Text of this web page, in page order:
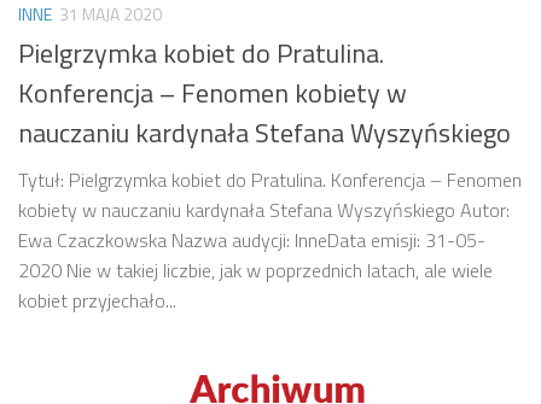
INNE 31 MAJA 2020
Pielgrzymka kobiet do Pratulina.
Konferencja – Fenomen kobiety w
nauczaniu kardynała Stefana Wyszyńskiego
Tytuł: Pielgrzymka kobiet do Pratulina. Konferencja – Fenomen
kobiety w nauczaniu kardynała Stefana Wyszyńskiego Autor:
Ewa Czaczkowska Nazwa audycji: InneData emisji: 31-05-
2020 Nie w takiej liczbie, jak w poprzednich latach, ale wiele
kobiet przyjechało...